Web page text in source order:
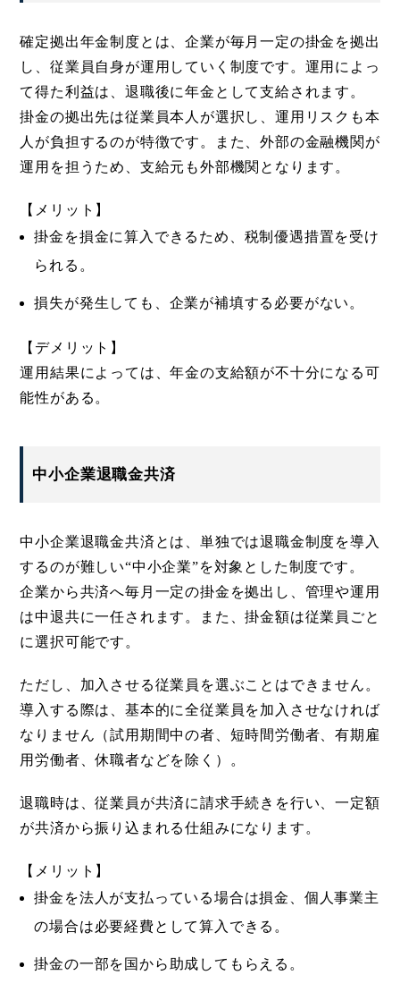
確定拠出年金制度とは、企業が毎月一定の掛金を拠出
し、従業員自身が運用していく制度です。運用によっ
て得た利益は、退職後に年金として支給されます。
掛金の拠出先は従業員本人が選択し、運用リスクも本
人が負担するのが特徴です。また、外部の金融機関が
運用を担うため、支給元も外部機関となります。
【メリット】
掛金を損金に算入できるため、税制優遇措置を受け
られる。
損失が発生しても、企業が補填する必要がない。
【デメリット】
運用結果によっては、年金の支給額が不十分になる可
能性がある。
中小企業退職金共済
中小企業退職金共済とは、単独では退職金制度を導入
するのが難しい“中小企業”を対象とした制度です。
企業から共済へ毎月一定の掛金を拠出し、管理や運用
は中退共に一任されます。また、掛金額は従業員ごと
に選択可能です。
ただし、加入させる従業員を選ぶことはできません。
導入する際は、基本的に全従業員を加入させなければ
なりません（試用期間中の者、短時間労働者、有期雇
用労働者、休職者などを除く）。
退職時は、従業員が共済に請求手続きを行い、一定額
が共済から振り込まれる仕組みになります。
【メリット】
掛金を法人が支払っている場合は損金、個人事業主
の場合は必要経費として算入できる。
掛金の一部を国から助成してもらえる。